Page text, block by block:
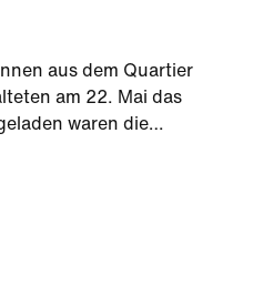
aus dem Quartier
am 22. Mai das
waren die